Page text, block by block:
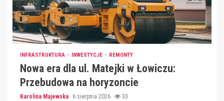
INFRASTRUKTURA INWESTYCJE REMONTY
Nowa era dla ul. Matejki w Łowiczu:
Przebudowa na horyzoncie
Karolina Majewska 6 sierpnia 2026 33